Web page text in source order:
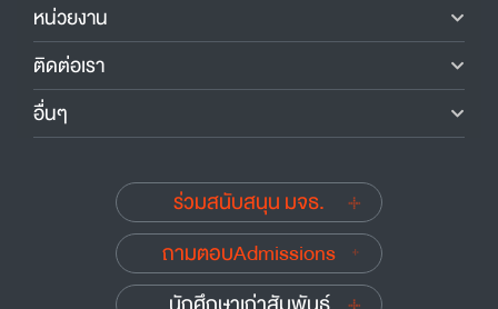
หน่วยงาน
ติดต่อเรา
อื่นๆ
ร่วมสนับสนุน มจธ.
ถามตอบAdmissions